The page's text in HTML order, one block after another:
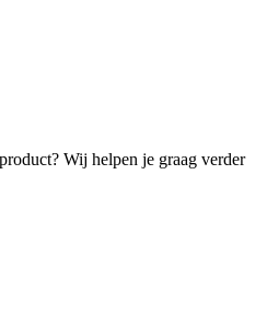
Wij helpen je graag verder